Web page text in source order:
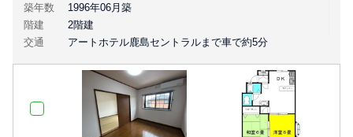
築年数
1996年06月築
階建
2階建
交通
アートホテル鹿島セントラルまで車で約5分